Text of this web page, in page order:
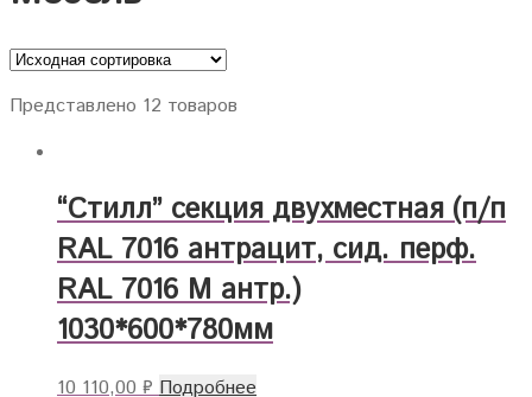
Представлено 12 товаров
“Стилл” секция двухместная (п/п
RAL 7016 антрацит, сид. перф.
RAL 7016 М антр.)
1030*600*780мм
10 110,00₽ Подробнее